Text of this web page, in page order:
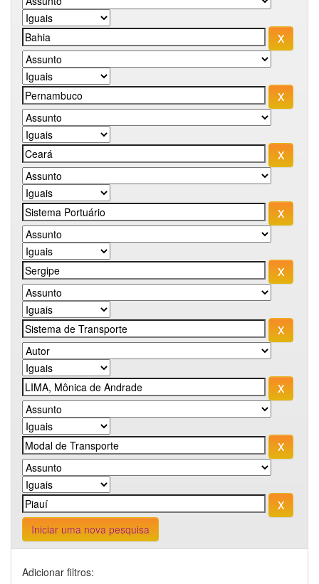
Iniciar uma nova pesquisa
Adicionar filtros: